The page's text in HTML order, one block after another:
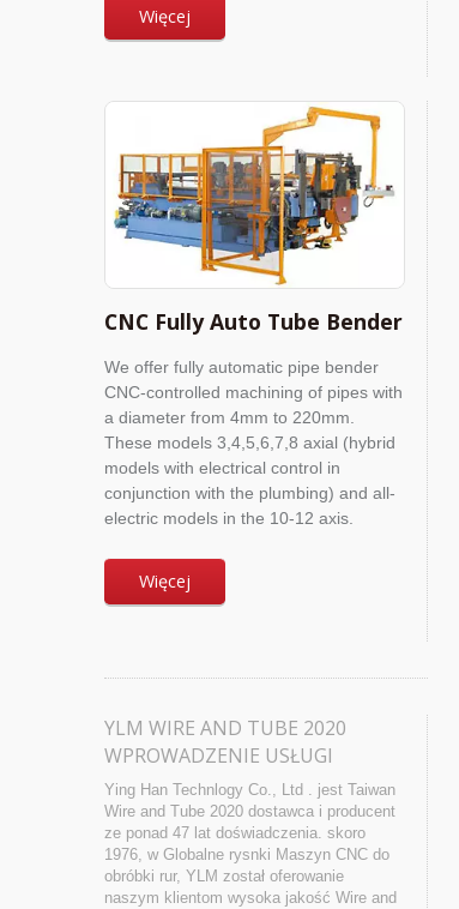
Więcej
CNC Fully Auto Tube Bender
We offer fully automatic pipe bender
CNC-controlled machining of pipes with
a diameter from 4mm to 220mm.
These models 3,4,5,6,7,8 axial (hybrid
models with electrical control in
conjunction with the plumbing) and all-
electric models in the 10-12 axis.
Więcej
YLM WIRE AND TUBE 2020
WPROWADZENIE USŁUGI
Ying Han Technlogy Co., Ltd . jest Taiwan
Wire and Tube 2020 dostawca i producent
ze ponad 47 lat doświadczenia. skoro
1976, w Globalne rysnki Maszyn CNC do
obróbki rur, YLM został oferowanie
naszym klientom wysoka jakość Wire and